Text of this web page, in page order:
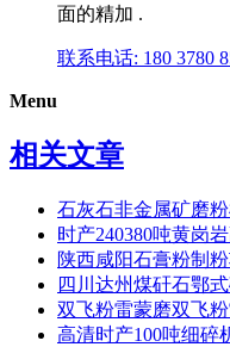
面的精加 .
联系电话: 180 3780
Menu
相关文章
石灰石非金属矿磨
时产240380吨黄岗
陕西咸阳石膏粉制
四川达州煤矸石鄂
双飞粉雷蒙磨双飞
高清时产100吨细碎